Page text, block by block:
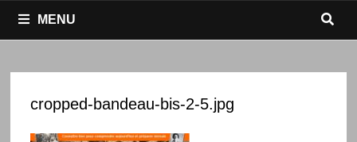
MENU
cropped-bandeau-bis-2-5.jpg